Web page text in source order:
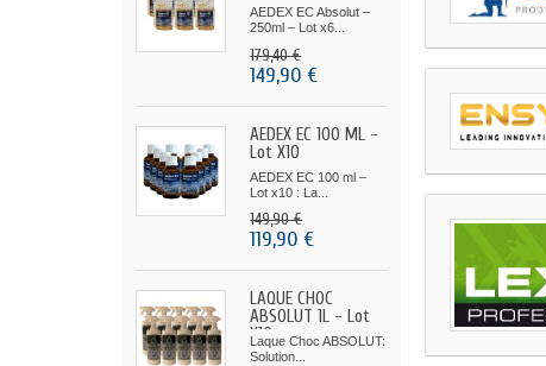
AEDEX EC Absolut –
250ml – Lot x6...
179,40 €
149,90 €
AEDEX EC 100 ML -
Lot X10
AEDEX EC 100 ml –
Lot x10 : La...
149,90 €
119,90 €
LAQUE CHOC
ABSOLUT 1L - Lot
X10
Laque Choc ABSOLUT:
Solution...